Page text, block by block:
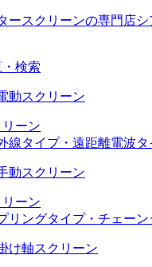
検索
ーン
線タイプ・遠距離電波
ーン
リングタイプ・チェーン